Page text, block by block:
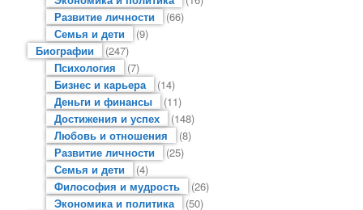
Развитие личности
(66)
Семья и дети
(9)
Биографии
(247)
Психология
(7)
Бизнес и карьера
(14)
Деньги и финансы
(11)
Достижения и успех
(148)
Любовь и отношения
(8)
Развитие личности
(25)
Семья и дети
(4)
Философия и мудрость
(26)
Экономика и политика
(50)